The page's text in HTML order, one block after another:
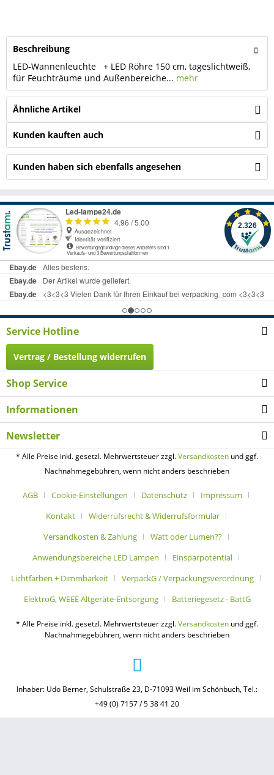
Beschreibung
LED-Wannenleuchte + LED Röhre 150 cm, tageslichtweiß,
für Feuchträume und Außenbereiche... mehr
Ähnliche Artikel
Kunden kauften auch
Kunden haben sich ebenfalls angesehen
Service Hotline
Vertrag / Bestellung widerrufen
Shop Service
Informationen
Newsletter
* Alle Preise inkl. gesetzl. Mehrwertsteuer zzgl.Versandkosten und ggf.
Nachnahmegebühren, wenn nicht anders beschrieben
AGB Cookie-Einstellungen Datenschutz
Impressum
Kontakt
Widerrufsrecht & Widerrufsformular
Versandkosten & Zahlung
Watt oder Lumen??
Anwendungsbereiche LED Lampen
Einsparpotential
Lichtfarben + Dimmbarkeit
VerpackG / Verpackungsverordnung
ElektroG, WEEE Altgeräte-Entsorgung
Batteriegesetz - BattG
* Alle Preise inkl. gesetzl. Mehrwertsteuer zzgl.Versandkosten und ggf.
Nachnahmegebühren, wenn nicht anders beschrieben
Inhaber: Udo Berner, Schulstraße 23, D-71093 Weil im Schönbuch, Tel.:
+49 (0) 7157 / 5 38 41 20